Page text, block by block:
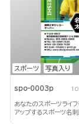
スポーツ 写真入り
spo-0003p
あなたのスポーツライ
アップするスポーツ名刺